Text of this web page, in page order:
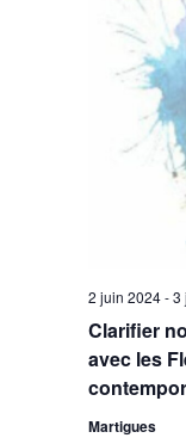
Clarifier
avec les
2 juin 2024-3
Martigues